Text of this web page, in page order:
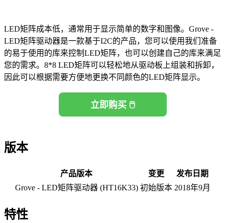
LED矩阵成本低，通常用于显示简单的数字和图像。Grove -
LED矩阵驱动器是一款基于I2C的产品，您可以使用我们准备
的易于使用的库来控制LED矩阵，也可以创建自己的库来满足
您的需求。8*8 LED矩阵可以轻松地从驱动板上组装和拆卸，
因此可以根据需要方便地更换不同颜色的LED矩阵显示。
立即购买 🖱️
版本
产品版本 变更
发布日期
Grove - LED矩阵驱动器 (HT16K33) 初始版本 2018年9月
特性